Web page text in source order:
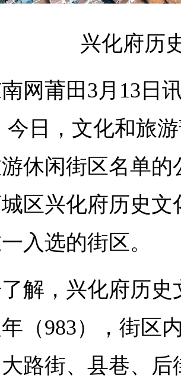
兴化府历
网莆田3月13日
今日，文化和旅
休闲街区名单
区兴化府历史
入选的街区。
解，兴化府历
（983），街区
路街、县巷、